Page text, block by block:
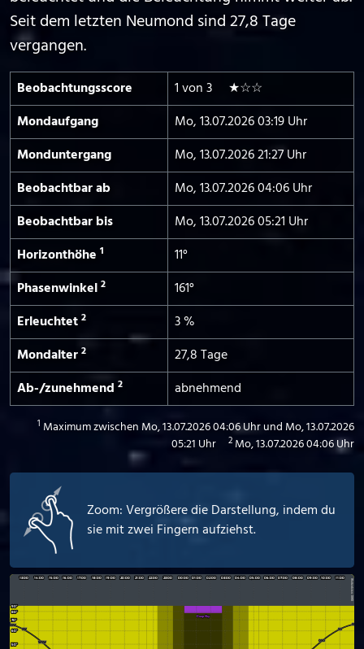
Seit dem letzten Neumond sind 27,8 Tage
vergangen.
Beobachtungs­score
1 von 3 ★☆☆
Mond­aufgang
Mo, 13.07.2026 03:19 Uhr
Mond­untergang
Mo, 13.07.2026 21:27 Uhr
Beobachtbar ab
Mo, 13.07.2026 04:06 Uhr
Beobachtbar bis
Mo, 13.07.2026 05:21 Uhr
Horizont­höhe 1
11°
Phasen­winkel 2
161°
Erleuchtet 2
3 %
Mond­alter 2
27,8 Tage
Ab-/­zunehmend 2 abnehmend
1 Maximum zwischen Mo, 13.07.2026 04:06 Uhr und Mo, 13.07.2026
05:21 Uhr
2 Mo, 13.07.2026 04:06 Uhr
Zoom: Vergrößere die Darstellung, indem du
sie mit zwei Fingern aufziehst.